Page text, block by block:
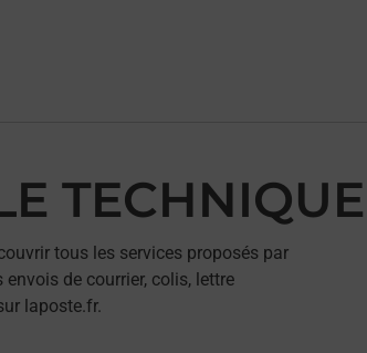
tous les services proposés par
envois de courrier, colis, lettre
laposte.fr.